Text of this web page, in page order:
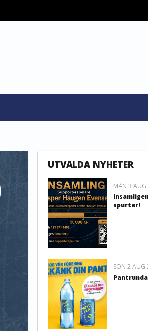
UTVALDA NYHETER
MÅN 3 AUG
spurtar!
SÖN 2 AUG